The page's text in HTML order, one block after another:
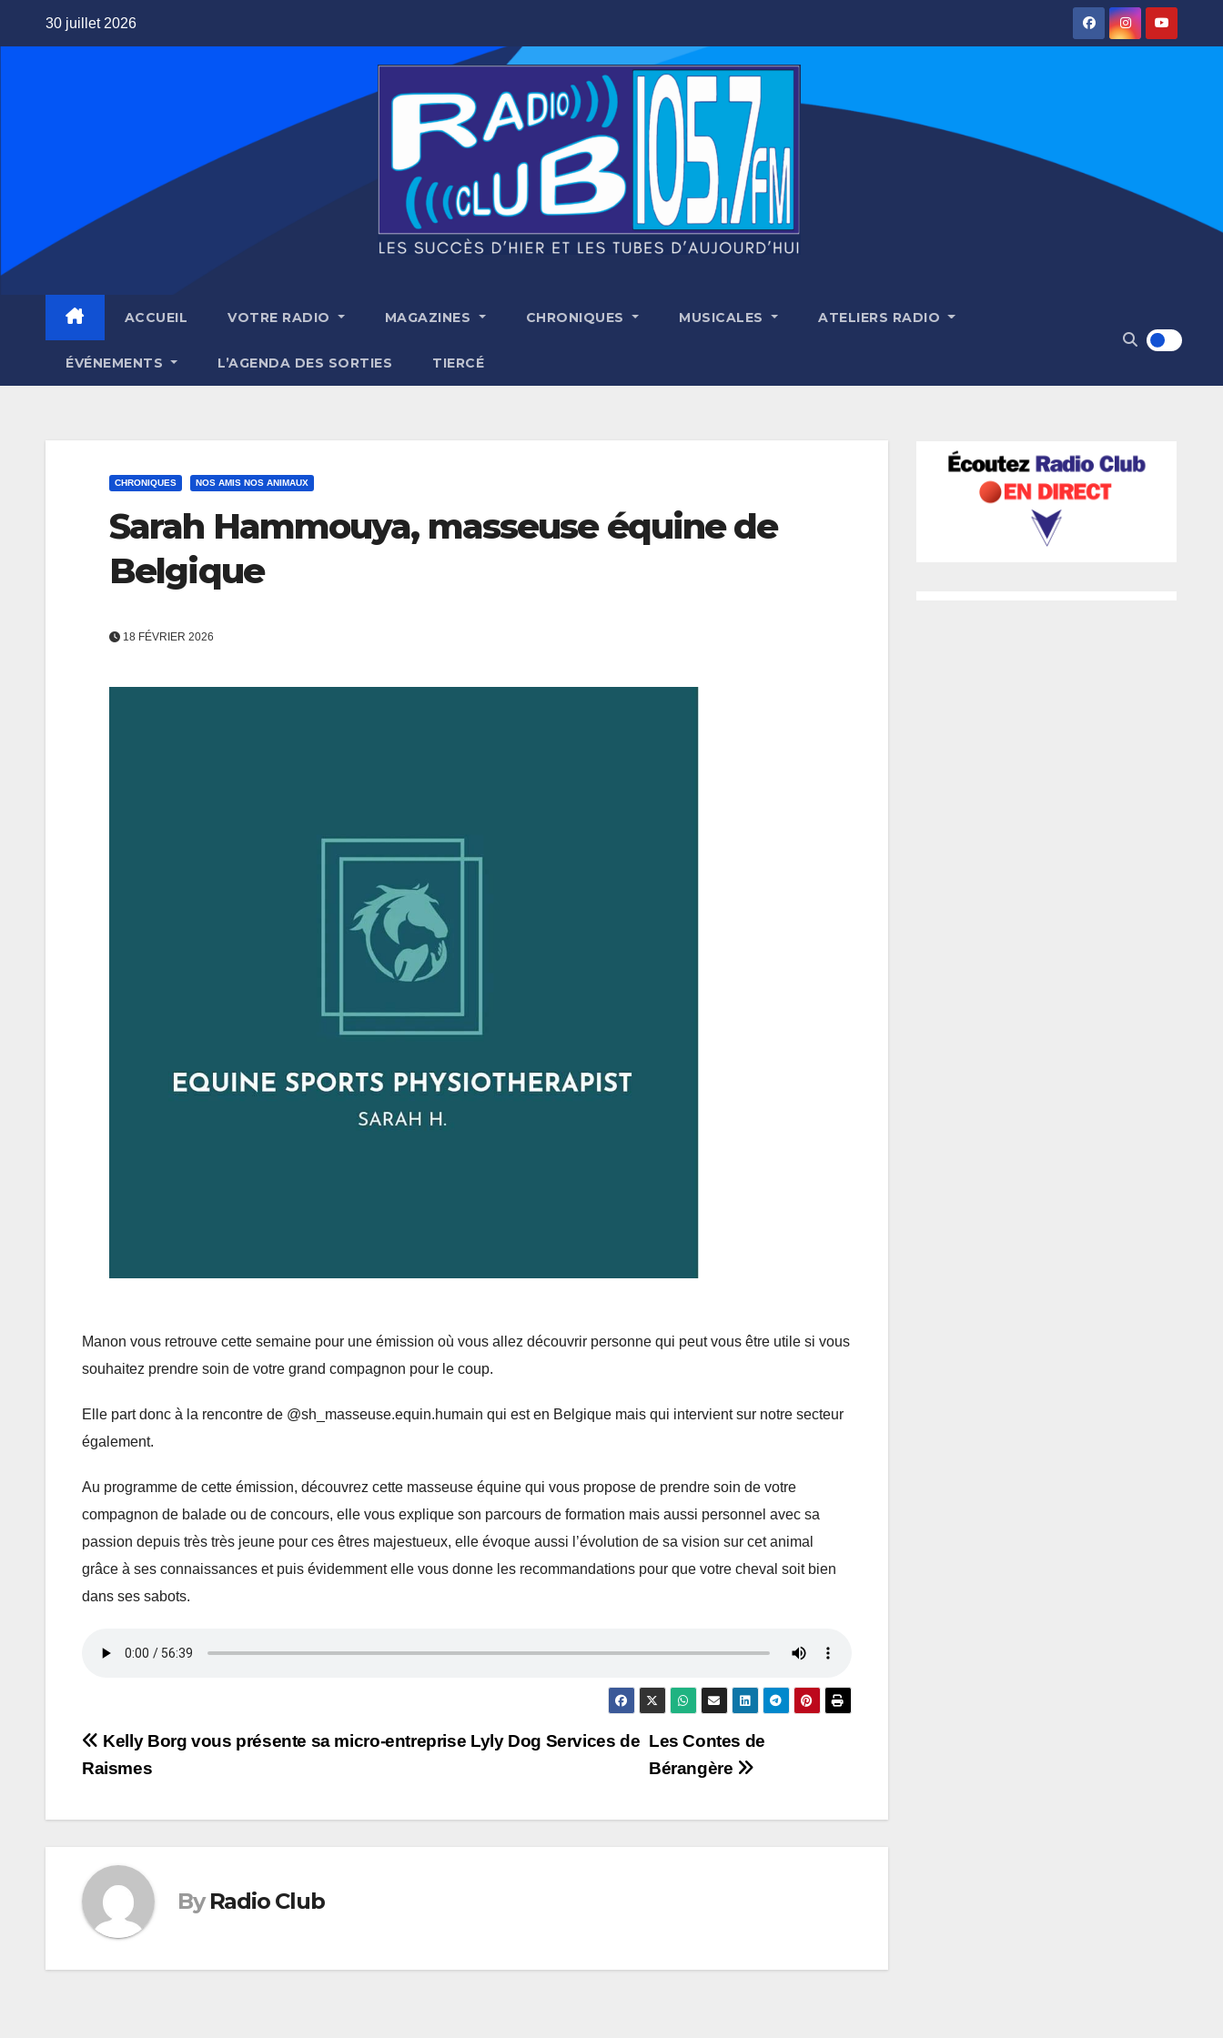
30 juillet 2026
ACCUEIL VOTRE RADIO MAGAZINES CHRONIQUES MUSICALES ATELIERS RADIO
ÉVÉNEMENTS L’AGENDA DES SORTIES TIERCÉ
CHRONIQUES NOS AMIS NOS ANIMAUX
Sarah Hammouya, masseuse équine de
Belgique
18 FÉVRIER 2026
Manon vous retrouve cette semaine pour une émission où vous allez découvrir personne qui peut vous être utile si vous
souhaitez prendre soin de votre grand compagnon pour le coup.
Elle part donc à la rencontre de @sh_masseuse.equin.humain qui est en Belgique mais qui intervient sur notre secteur
également.
Au programme de cette émission, découvrez cette masseuse équine qui vous propose de prendre soin de votre
compagnon de balade ou de concours, elle vous explique son parcours de formation mais aussi personnel avec sa
passion depuis très très jeune pour ces êtres majestueux, elle évoque aussi l’évolution de sa vision sur cet animal
grâce à ses connaissances et puis évidemment elle vous donne les recommandations pour que votre cheval soit bien
dans ses sabots.
Navigation
de
l’article
Les Contes de
Bérangère
Kelly Borg vous présente sa micro-entreprise Lyly Dog Services de
Raismes
By Radio Club